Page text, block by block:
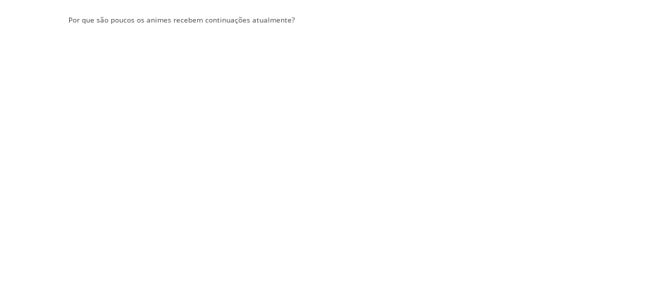
Por que são poucos os animes recebem continuações atualmente?